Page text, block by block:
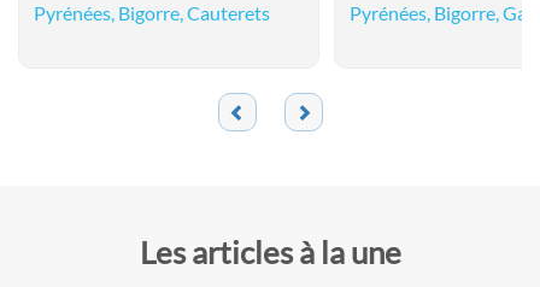
Pyrénées, Bigorre, Cauterets Pyrénées, Bigorre,
Les articles à la une